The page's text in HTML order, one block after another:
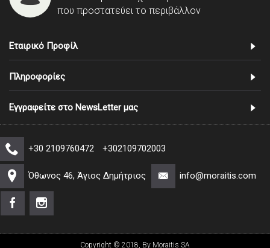
που προστατεύει το περιβάλλον
Εταιρικό Προφίλ
Πληροφορίες
Εγγραφείτε στο NewsLetter μας
+30 2109760472 +302109702003
Όθωνος 46, Άγιος Δημήτριος info@moraitis.com
Copyright © 2018, By Moraitis SA